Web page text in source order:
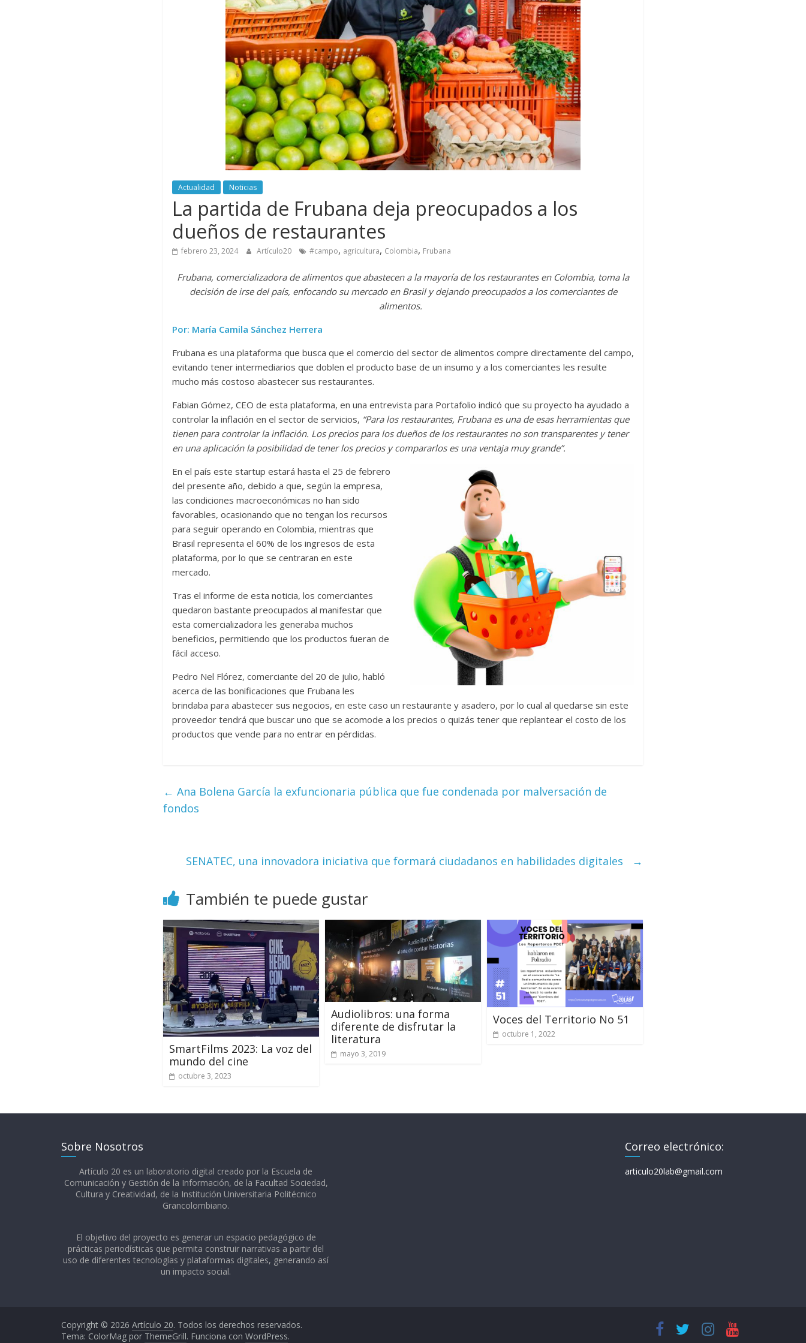
Actualidad Noticias
La partida de Frubana deja preocupados a los
dueños de restaurantes
febrero 23, 2024 Artículo20 #campo, agricultura, Colombia, Frubana
Frubana, comercializadora de alimentos que abastecen a la mayoría de los restaurantes en Colombia, toma la
decisión de irse del país, enfocando su mercado en Brasil y dejando preocupados a los comerciantes de
alimentos.
Por: María Camila Sánchez Herrera
Frubana es una plataforma que busca que el comercio del sector de alimentos compre directamente del campo,
evitando tener intermediarios que doblen el producto base de un insumo y a los comerciantes les resulte
mucho más costoso abastecer sus restaurantes.
Fabian Gómez, CEO de esta plataforma, en una entrevista para Portafolio indicó que su proyecto ha ayudado a
controlar la inflación en el sector de servicios, “Para los restaurantes, Frubana es una de esas herramientas que
tienen para controlar la inflación. Los precios para los dueños de los restaurantes no son transparentes y tener
en una aplicación la posibilidad de tener los precios y compararlos es una ventaja muy grande”.
En el país este startup estará hasta el 25 de febrero
del presente año, debido a que, según la empresa,
las condiciones macroeconómicas no han sido
favorables, ocasionando que no tengan los recursos
para seguir operando en Colombia, mientras que
Brasil representa el 60% de los ingresos de esta
plataforma, por lo que se centraran en este
mercado.
Tras el informe de esta noticia, los comerciantes
quedaron bastante preocupados al manifestar que
esta comercializadora les generaba muchos
beneficios, permitiendo que los productos fueran de
fácil acceso.
Pedro Nel Flórez, comerciante del 20 de julio, habló
acerca de las bonificaciones que Frubana les
brindaba para abastecer sus negocios, en este caso un restaurante y asadero, por lo cual al quedarse sin este
proveedor tendrá que buscar uno que se acomode a los precios o quizás tener que replantear el costo de los
productos que vende para no entrar en pérdidas.
← Ana Bolena García la exfuncionaria pública que fue condenada por malversación de
fondos
SENATEC, una innovadora iniciativa que formará ciudadanos en habilidades digitales →
También te puede gustar
SmartFilms 2023: La voz del
mundo del cine
octubre 3, 2023
Audiolibros: una forma
diferente de disfrutar la
literatura
mayo 3, 2019
Voces del Territorio No 51
octubre 1, 2022
Sobre Nosotros
Artículo 20 es un laboratorio digital creado por la Escuela de
Comunicación y Gestión de la Información, de la Facultad Sociedad,
Cultura y Creatividad, de la Institución Universitaria Politécnico
Grancolombiano.​
El objetivo del proyecto es generar un espacio pedagógico de
prácticas periodísticas que permita construir narrativas a partir del
uso de diferentes tecnologías y plataformas digitales, generando así
un impacto social.
Correo electrónico:
articulo20lab@gmail.com
Copyright © 2026 Artículo 20. Todos los derechos reservados.
Tema: ColorMag por ThemeGrill. Funciona con WordPress.